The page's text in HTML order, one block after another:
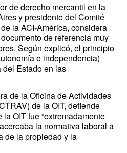
de derecho mercantil en la
y presidente del Comité
la ACI-América, considera
de referencia muy
Según explicó, el principio
e independencia)
Estado en las
de la Oficina de Actividades
de la OIT, defiende
OIT fue “extremadamente
la normativa laboral a
de la propiedad y la